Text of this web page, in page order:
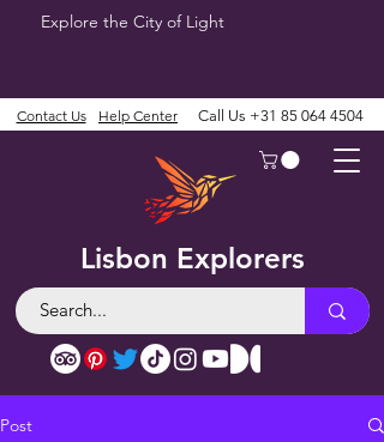
Explore the City of Light
Lisbon Explorers
Contact Us Help Center Call Us +31 85 064 4504
Post